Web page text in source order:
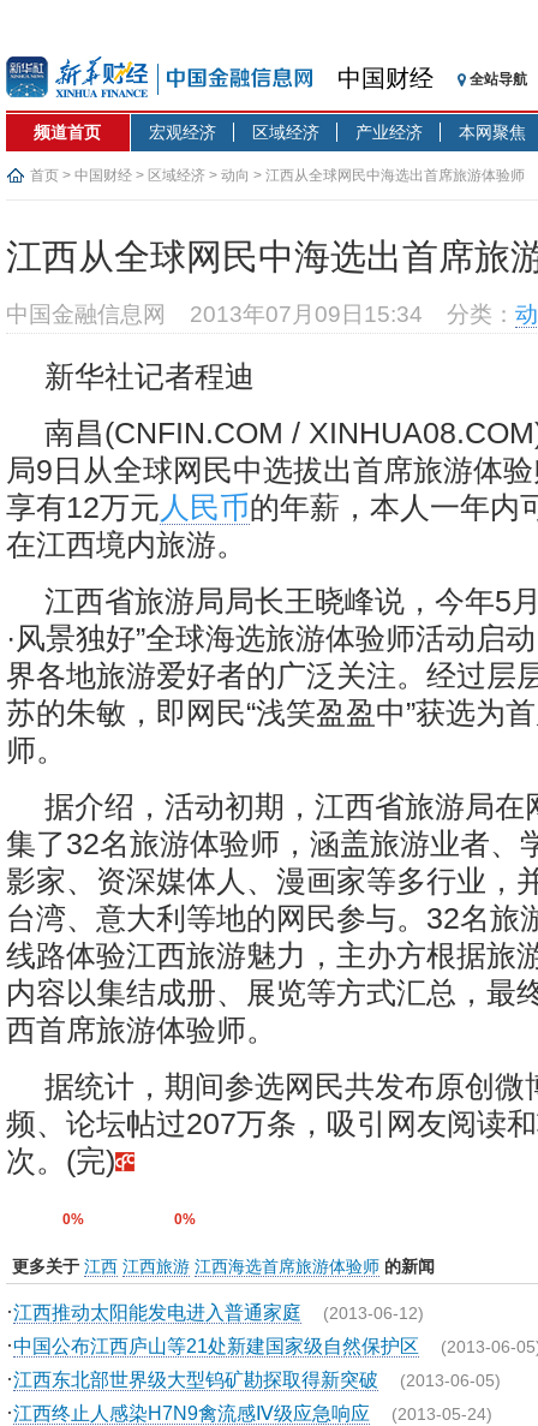
中国财经 全站导航
频道首页 宏观经济 区域经济 产业经济 本网聚焦
首页 > 中国财经 > 区域经济 > 动向 > 江西从全球网民中海选出首席旅游体验师
江西从全球网民中海选出首席旅
中国金融信息网 2013年07月09日15:34 分类：
新华社记者程迪
南昌(CNFIN.COM /
局9日从全球网民中选拔出首席旅游体
享有12万元 人民币的年薪，本人一年内
在江西境内旅游。
江西省旅游局局长王晓峰说，今年5
·风景独好”全球海选旅游体验师活动启
界各地旅游爱好者的广泛关注。经过层
苏的朱敏，即网民“浅笑盈盈中”获选为
师。
据介绍，活动初期，江西省旅游局在
集了32名旅游体验师，涵盖旅游业者、
影家、资深媒体人、漫画家等多行业，
台湾、意大利等地的网民参与。32名旅
线路体验江西旅游魅力，主办方根据旅
内容以集结成册、展览等方式汇总，最
西首席旅游体验师。
据统计，期间参选网民共发布原创微
频、论坛帖过207万条，吸引网友阅读
次。(完)
0% 0%
更多关于 江西 江西旅游 江西海选首席旅游体验师 的新闻
·江西推动太阳能发电进入普通家庭 (2013-06-12)
·中国公布江西庐山等21处新建国家级自然保护区 (2013-06-
·江西东北部世界级大型钨矿勘探取得新突破 (2013-06-05)
·江西终止人感染H7N9禽流感Ⅳ级应急响应 (2013-05-24)